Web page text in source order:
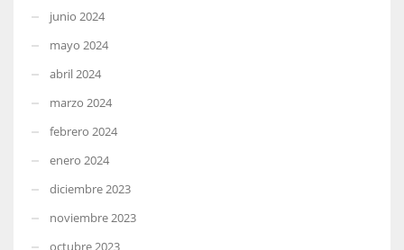
junio 2024
mayo 2024
abril 2024
marzo 2024
febrero 2024
enero 2024
diciembre 2023
noviembre 2023
octubre 2023